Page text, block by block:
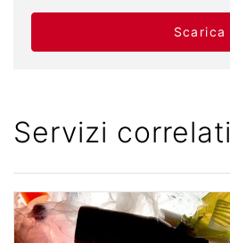
Scarica
Servizi correlati